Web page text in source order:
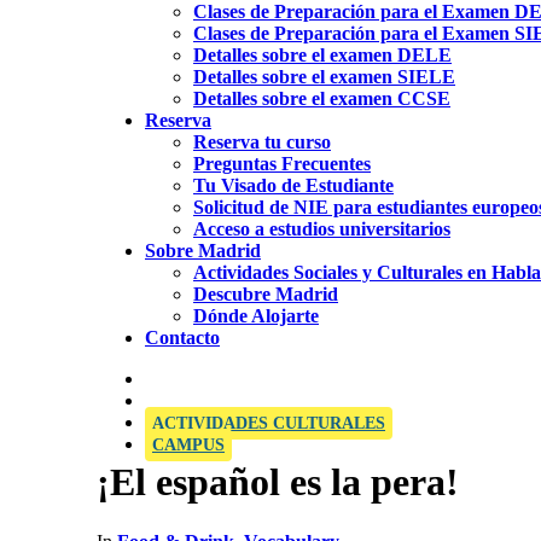
Clases de Preparación para el Examen
Clases de Preparación para el Examen
Detalles sobre el examen DELE
Detalles sobre el examen SIELE
Detalles sobre el examen CCSE
Reserva
Reserva tu curso
Preguntas Frecuentes
Tu Visado de Estudiante
Solicitud de NIE para estudiantes
Acceso a estudios universitarios
Sobre Madrid
Actividades Sociales y Culturales en
Descubre Madrid
Dónde Alojarte
Contacto
ACTIVIDADES CULTURALES
CAMPUS
¡El español es la pera!